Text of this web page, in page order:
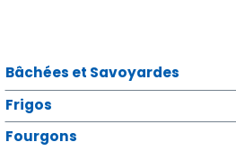
Bâchées et Savoyardes
Frigos
Fourgons